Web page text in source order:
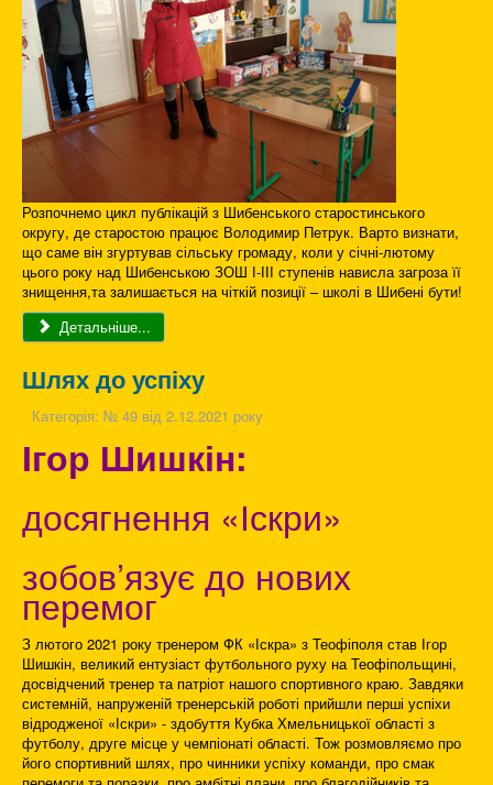
Розпочнемо цикл публікацій з Шибенського старостинського
округу, де старостою працює Володимир Петрук. Варто визнати,
що саме він згуртував сільську громаду, коли у січні-лютому
цього року над Шибенською ЗОШ І-ІІІ ступенів нависла загроза її
знищення,та залишається на чіткій позиції – школі в Шибені бути!
Детальніше...
Шлях до успіху
Категорія: № 49 від 2.12.2021 року
Ігор Шишкін:
досягнення «Іскри»
зобов’язує до нових
перемог
З лютого 2021 року тренером ФК «Іскра» з Теофіполя став Ігор
Шишкін, великий ентузіаст футбольного руху на Теофіпольщині,
досвідчений тренер та патріот нашого спортивного краю. Завдяки
системній, напруженій тренерській роботі прийшли перші успіхи
відродженої «Іскри» - здобуття Кубка Хмельницької області з
футболу, друге місце у чемпіонаті області. Тож розмовляємо про
його спортивний шлях, про чинники успіху команди, про смак